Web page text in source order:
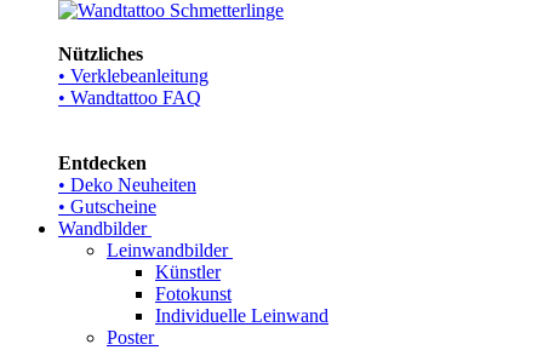
Nützliches
• Verklebeanleitung
• Wandtattoo FAQ
Entdecken
• Deko Neuheiten
• Gutscheine
Wandbilder
Leinwandbilder
Künstler
Fotokunst
Individuelle Leinwand
Poster